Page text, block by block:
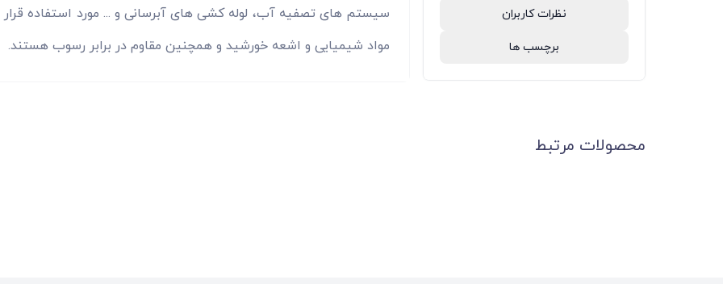
نظرات کاربران
برچسب ها
سیستم های تصفیه آب، لوله کشی های آبرسانی و ... مورد استفاده قرار
مواد شیمیایی و اشعه خورشید و همچنین مقاوم در برابر رسوب هستند.
محصولات مرتبط